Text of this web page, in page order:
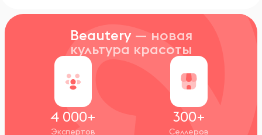
Beautery — новая
культура красоты
4 000+
Экспертов
300+
Селлеров